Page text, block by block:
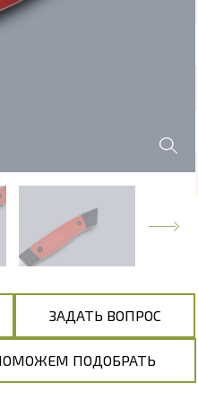
ЗАДАТЬ ВОПРОС
ПОДОБРАТЬ